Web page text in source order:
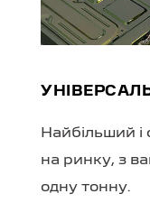
Найбільший і
на ринку, з
одну тонну.